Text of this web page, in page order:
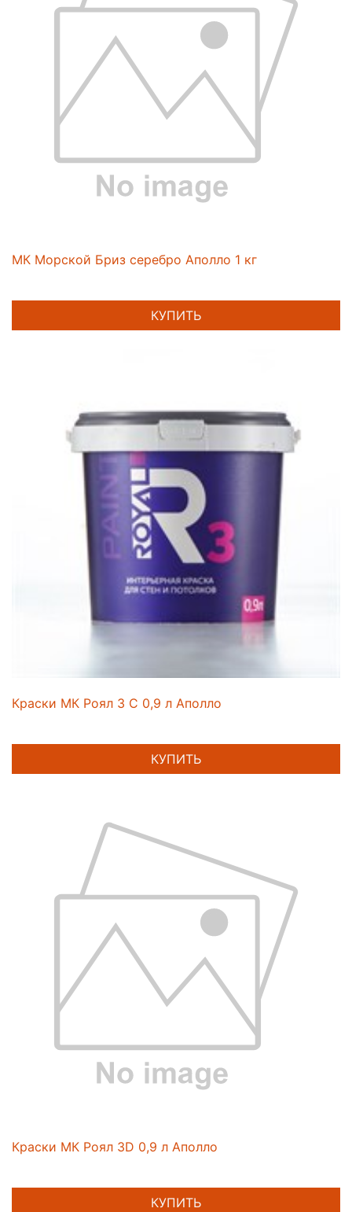
МК Морской Бриз серебро Аполло 1 кг
КУПИТЬ
Краски МК Роял 3 C 0,9 л Аполло
КУПИТЬ
Краски МК Роял 3D 0,9 л Аполло
КУПИТЬ